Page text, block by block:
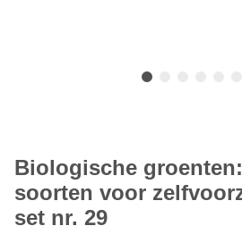
Biologische
soorten voor
set nr. 29